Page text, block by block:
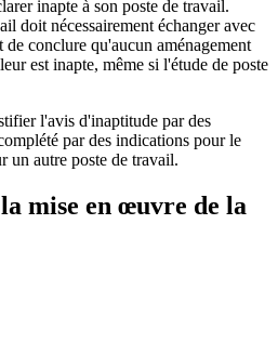
inapte à son poste de travail.
doit nécessairement échanger avec
conclure qu'aucun aménagement
est inapte, même si l'étude de poste
l'avis d'inaptitude par des
par des indications pour le
un autre poste de travail.
mise en œuvre de la